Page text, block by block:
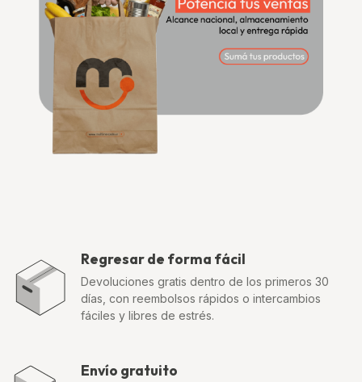
Regresar de forma fácil
Devoluciones gratis dentro de los primeros 30
días, con reembolsos rápidos o intercambios
fáciles y libres de estrés.
Envío gratuito